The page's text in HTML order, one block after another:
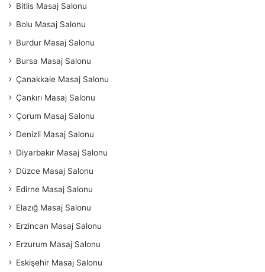
Bitlis Masaj Salonu
Bolu Masaj Salonu
Burdur Masaj Salonu
Bursa Masaj Salonu
Çanakkale Masaj Salonu
Çankırı Masaj Salonu
Çorum Masaj Salonu
Denizli Masaj Salonu
Diyarbakır Masaj Salonu
Düzce Masaj Salonu
Edirne Masaj Salonu
Elazığ Masaj Salonu
Erzincan Masaj Salonu
Erzurum Masaj Salonu
Eskişehir Masaj Salonu